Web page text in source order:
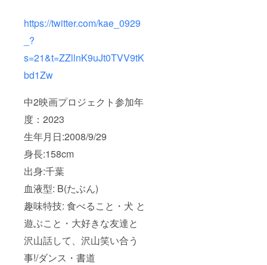
https://twitter.com/kae_0929
_?
s=21&t=ZZllnK9uJt0TVV9tK
bd1Zw
中2映画プロジェクト参加年
度：2023
生年月日:2008/9/29
身長:158cm
出身:千葉
血液型: B(たぶん)
趣味特技: 食べること・犬 と
遊ぶこと・大好きな友達と
沢山話して、沢山笑い合う
事!/ダンス・書道